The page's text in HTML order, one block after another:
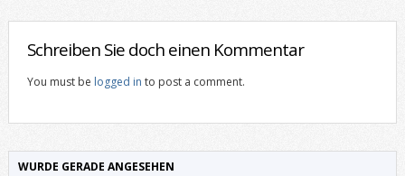
Schreiben Sie doch einen Kommentar
You must be logged in to post a comment.
WURDE GERADE ANGESEHEN